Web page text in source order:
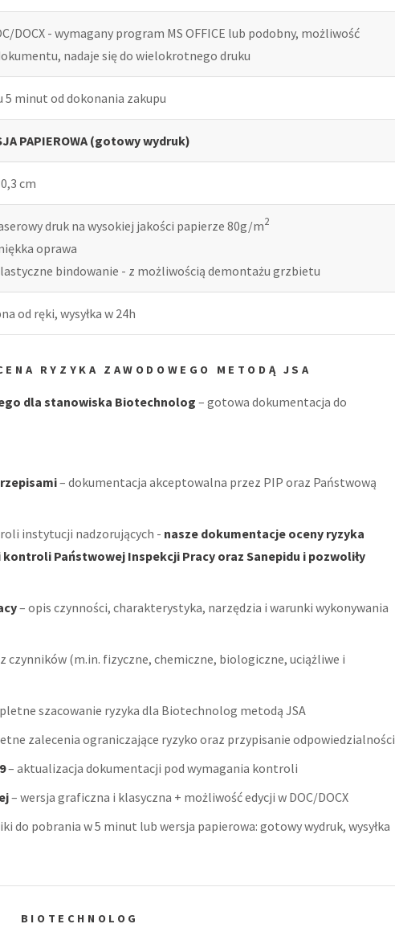
DOCX - wymagany program MS OFFICE lub podobny, możliwość
nadaje się do wielokrotnego druku
5 minut od dokonania zakupu
PAPIEROWA (gotowy wydruk)
cm
druk na wysokiej jakości papierze 80g/m2
oprawa
bindowanie - z możliwością demontażu grzbietu
od ręki, wysyłka w 24h
RYZYKA ZAWODOWEGO METODĄ JSA
dla stanowiska Biotechnolog – gotowa dokumentacja do
– dokumentacja akceptowalna przez PIP oraz Państwową
instytucji nadzorujących - nasze dokumentacje oceny ryzyka
Państwowej Inspekcji Pracy oraz Sanepidu i pozwoliły
– opis czynności, charakterystyka, narzędzia i warunki wykonywania
czynników (m.in. fizyczne, chemiczne, biologiczne, uciążliwe i
szacowanie ryzyka dla Biotechnolog metodą JSA
zalecenia ograniczające ryzyko oraz przypisanie odpowiedzialności
– aktualizacja dokumentacji pod wymagania kontroli
– wersja graficzna i klasyczna + możliwość edycji w DOC/DOCX
do pobrania w 5 minut lub wersja papierowa: gotowy wydruk, wysyłka
BIOTECHNOLOG